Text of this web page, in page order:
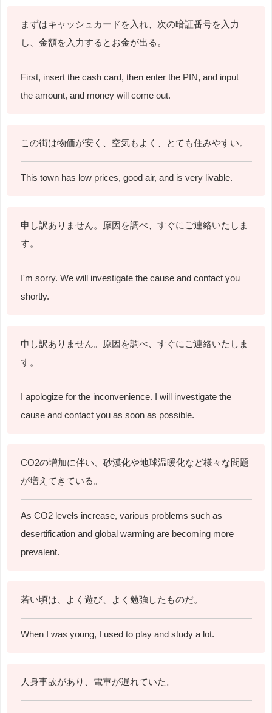
まずはキャッシュカードを入れ、次の暗証番号を入力
し、金額を入力するとお金が出る。
First, insert the cash card, then enter the PIN, and input
the amount, and money will come out.
この街は物価が安く、空気もよく、とても住みやすい。
This town has low prices, good air, and is very livable.
申し訳ありません。原因を調べ、すぐにご連絡いたしま
す。
I'm sorry. We will investigate the cause and contact you
shortly.
申し訳ありません。原因を調べ、すぐにご連絡いたしま
す。
I apologize for the inconvenience. I will investigate the
cause and contact you as soon as possible.
CO2の増加に伴い、砂漠化や地球温暖化など様々な問題
が増えてきている。
As CO2 levels increase, various problems such as
desertification and global warming are becoming more
prevalent.
若い頃は、よく遊び、よく勉強したものだ。
When I was young, I used to play and study a lot.
人身事故があり、電車が遅れていた。